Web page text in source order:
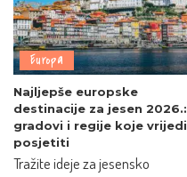
Europa
Najljepše europske
destinacije za jesen 2026.:
gradovi i regije koje vrijedi
posjetiti
Tražite ideje za jesensko